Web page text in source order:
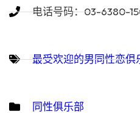
电话号码：03-6380-
最受欢迎的男同性恋俱
同性俱乐部